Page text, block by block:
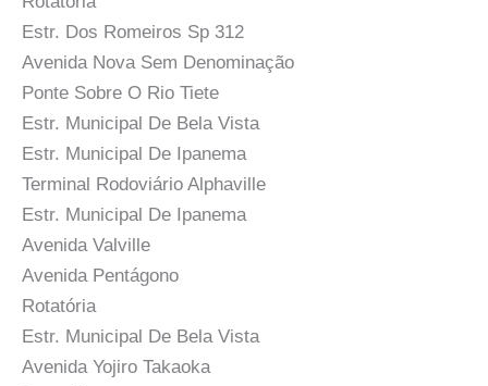
Estr. Dos Romeiros Sp 312
Avenida Nova Sem Denominação
Ponte Sobre O Rio Tiete
Estr. Municipal De Bela Vista
Estr. Municipal De Ipanema
Terminal Rodoviário Alphaville
Estr. Municipal De Ipanema
Avenida Valville
Avenida Pentágono
Rotatória
Estr. Municipal De Bela Vista
Avenida Yojiro Takaoka